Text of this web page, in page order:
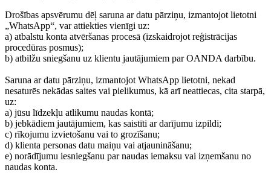
Drošības apsvērumu dēļ saruna ar datu pārziņu, izmantojot lietotni
„WhatsApp“, var attiekties vienīgi uz:
a) atbalstu konta atvēršanas procesā (izskaidrojot reģistrācijas
procedūras posmus);
b) atbilžu sniegšanu uz klientu jautājumiem par OANDA darbību.
Saruna ar datu pārziņu, izmantojot WhatsApp lietotni, nekad
nesaturēs nekādas saites vai pielikumus, kā arī neattiecas, cita starpā,
uz:
a) jūsu līdzekļu atlikumu naudas kontā;
b) jebkādiem jautājumiem, kas saistīti ar darījumu izpildi;
c) rīkojumu izvietošanu vai to grozīšanu;
d) klienta personas datu maiņu vai atjaunināšanu;
e) norādījumu iesniegšanu par naudas iemaksu vai izņemšanu no
naudas konta.